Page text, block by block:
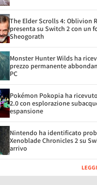
The Elder Scrolls 4: Oblivion
presenta su Switch 2 con un
Sheogorath
Monster Hunter Wilds ha
prezzo permanente
PC
Pokémon Pokopia ha
2.0 con esplorazione
espansione
Nintendo ha identificato
Xenoblade Chronicles 2 su
arrivo